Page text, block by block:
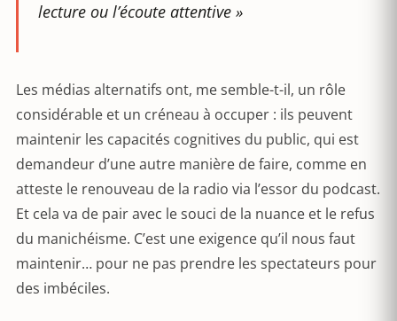
lecture ou l’écoute attentive »
Les médias alternatifs ont, me semble-t-il, un rôle
considérable et un créneau à occuper : ils peuvent
maintenir les capacités cognitives du public, qui est
demandeur d’une autre manière de faire, comme en
atteste le renouveau de la radio via l’essor du podcast.
Et cela va de pair avec le souci de la nuance et le refus
du manichéisme. C’est une exigence qu’il nous faut
maintenir… pour ne pas prendre les spectateurs pour
des imbéciles.